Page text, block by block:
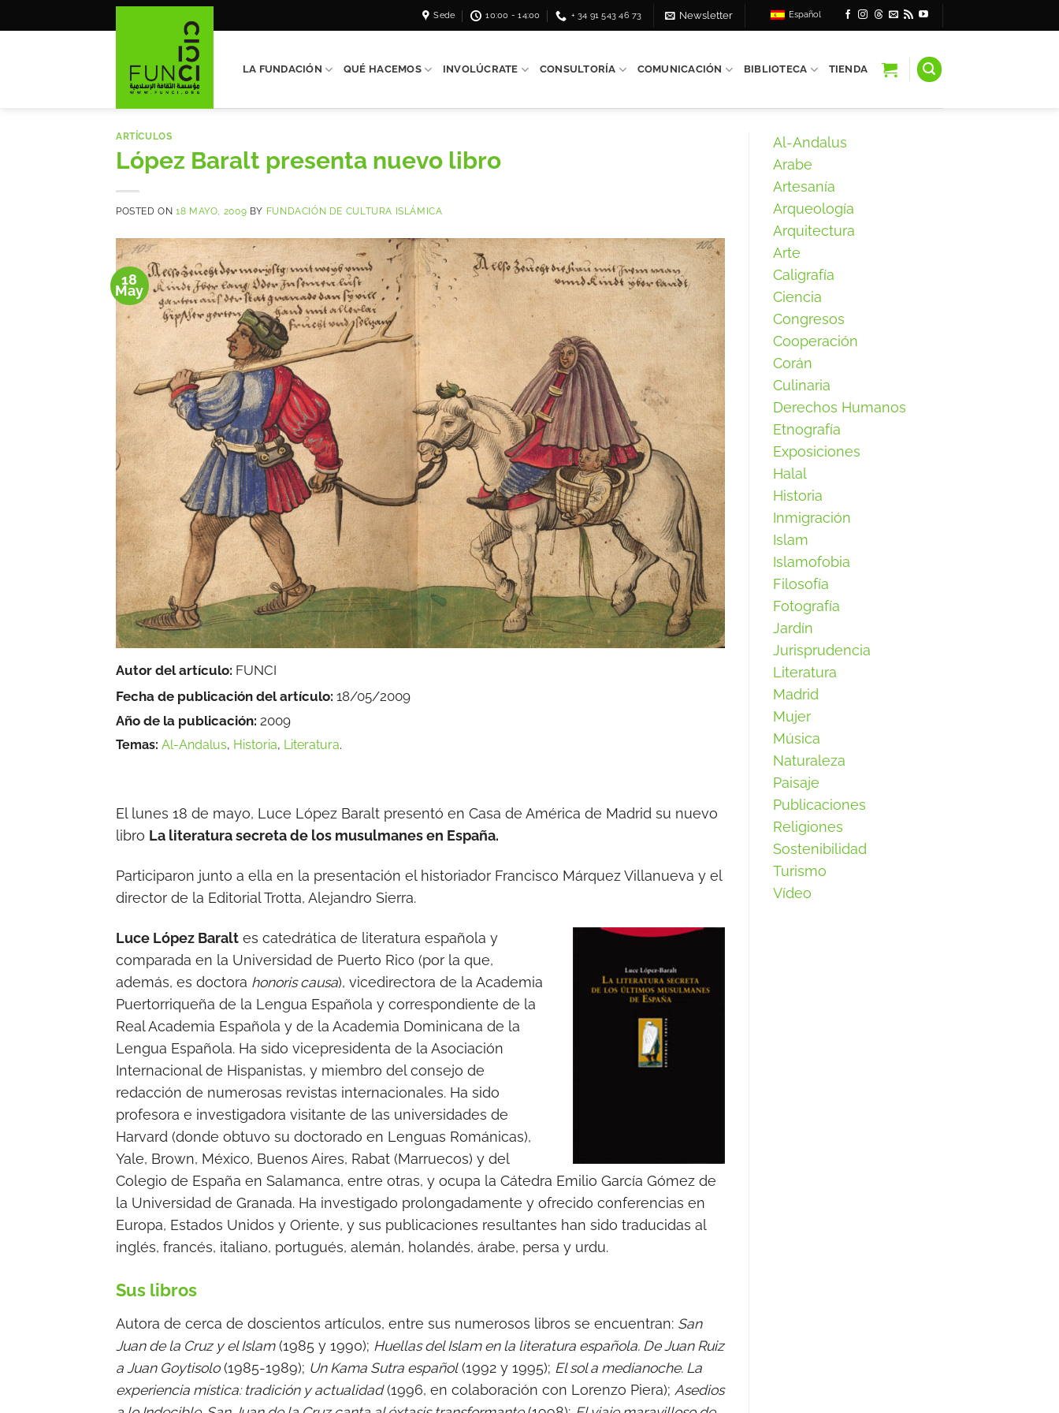
al
Sede 10:00 - 14:00 + 34 91 543 46 73 Newsletter Español
LA FUNDACIÓN QUÉ HACEMOS INVOLÚCRATE CONSULTORÍA COMUNICACIÓN BIBLIOTECA TIENDA
ARTÍCULOS
López Baralt presenta nuevo libro
POSTED ON18 MAYO, 2009 BY FUNDACIÓN DE CULTURA ISLÁMICA
18
May
Autor del artículo: FUNCI
Fecha de publicación del artículo: 18/05/2009
Año de la publicación: 2009
Temas: Al-Andalus, Historia, Literatura.
El lunes 18 de mayo, Luce López Baralt presentó en Casa de América de Madrid su nuevo
libro La literatura secreta de los musulmanes en España.
Participaron junto a ella en la presentación el historiador Francisco Márquez Villanueva y el
director de la Editorial Trotta, Alejandro Sierra.
Luce López Baralt es catedrática de literatura española y
comparada en la Universidad de Puerto Rico (por la que,
además, es doctora honoris causa), vicedirectora de la Academia
Puertorriqueña de la Lengua Española y correspondiente de la
Real Academia Española y de la Academia Dominicana de la
Lengua Española. Ha sido vicepresidenta de la Asociación
Internacional de Hispanistas, y miembro del consejo de
redacción de numerosas revistas internacionales. Ha sido
profesora e investigadora visitante de las universidades de
Harvard (donde obtuvo su doctorado en Lenguas Románicas),
Yale, Brown, México, Buenos Aires, Rabat (Marruecos) y del
Colegio de España en Salamanca, entre otras, y ocupa la Cátedra Emilio García Gómez de
la Universidad de Granada. Ha investigado prolongadamente y ofrecido conferencias en
Europa, Estados Unidos y Oriente, y sus publicaciones resultantes han sido traducidas al
inglés, francés, italiano, portugués, alemán, holandés, árabe, persa y urdu.
Sus libros
Autora de cerca de doscientos artículos, entre sus numerosos libros se encuentran: San
Juan de la Cruz y el Islam(1985 y 1990); Huellas del Islam en la literatura española. De Juan Ruiz
a Juan Goytisolo(1985-1989); Un Kama Sutra español(1992 y 1995); El sol a medianoche. La
experiencia mística: tradición y actualidad(1996, en colaboración con Lorenzo Piera); Asedios
Al-Andalus
Arabe
Artesanía
Arqueología
Arquitectura
Arte
Caligrafía
Ciencia
Congresos
Cooperación
Corán
Culinaria
Derechos Humanos
Etnografía
Exposiciones
Halal
Historia
Inmigración
Islam
Islamofobia
Filosofía
Fotografía
Jardín
Jurisprudencia
Literatura
Madrid
Mujer
Música
Naturaleza
Paisaje
Publicaciones
Religiones
Sostenibilidad
Turismo
Vídeo